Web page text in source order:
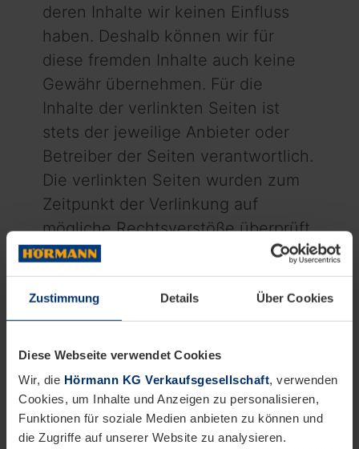
Zustimmung Details Über Cookies
Diese Webseite verwendet Cookies
Wir, die Hörmann KG Verkaufsgesellschaft, verwenden
Cookies, um Inhalte und Anzeigen zu personalisieren,
Funktionen für soziale Medien anbieten zu können und
die Zugriffe auf unserer Website zu analysieren.
deren Inhalte wir keinen Einfluss
haben. Deshalb können wir für
diese fremden Inhalte auch keine
Gewähr übernehmen. Für die
Inhalte der verlinkten Seiten ist
stets der jeweilige Anbieter oder
Betreiber der Seiten verantwortlich.
Die verlinkten Seiten wurden zum
Zeitpunkt der Verlinkung auf
mögliche Rechtsverstöße überprüft.
Rechtswidrige Inhalte waren zum
Zeitpunkt der Verlinkung nicht
erkennbar.
Eine permanente inhaltliche
Kontrolle der verlinkten Seiten ist
jedoch ohne konkrete
Anhaltspunkte einer
Rechtsverletzung nicht zumutbar.